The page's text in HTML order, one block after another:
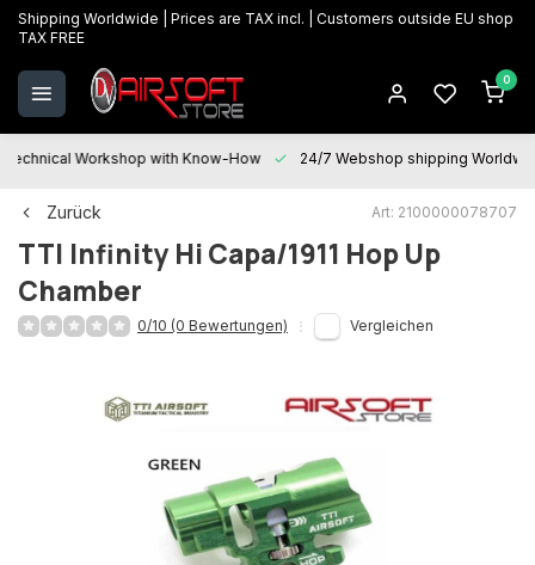
Shipping Worldwide | Prices are TAX incl. | Customers outside EU shop
TAX FREE
0
Technical Workshop with Know-How 24/7 Webshop shipping
Zurück Art: 2100000078707
TTI Infinity Hi Capa/1911 Hop Up
Chamber
0/10 (0 Bewertungen) Vergleichen